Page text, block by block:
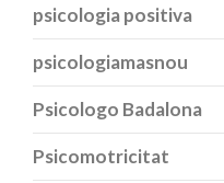
psicologia positiva
psicologiamasnou
Psicologo Badalona
Psicomotricitat